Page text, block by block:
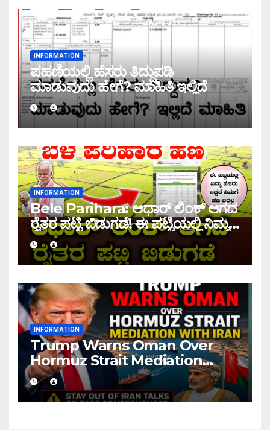
INFORMATION
ಪಹಣಿಯಲ್ಲಿ ಹೆಸರು ತಿದ್ದುಪಡಿ
ಮಾಡುವುದು ಹೇಗೆ? ಮಾಹಿತಿ ಇಲ್ಲಿದೆ
INFORMATION
Bele Parihara: ಆಧಾರ್ ಲಿಂಕ್ ಆಗದ
ರೈತರ ಪಟ್ಟಿ ಬಿಡುಗಡೆ! ಈ ಪಟ್ಟಿಯಲ್ಲಿ ನಿಮ್ಮ
ಹೆಸರು ಇದ್ದರೆ ನಿಮಗೆ ಹಣ ಜಮಾ ಆಗಲ್ಲ !
INFORMATION
Trump Warns Oman Over
Hormuz Strait Mediation
With Iran